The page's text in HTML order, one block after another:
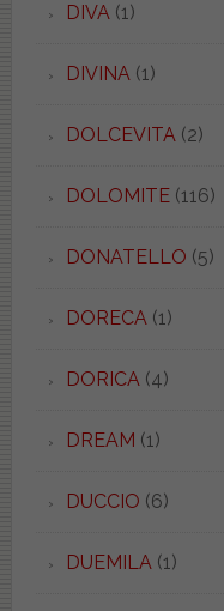
DIVA(1)
DIVINA(1)
DOLCEVITA(2)
DOLOMITE(116)
DONATELLO (5)
DORECA(1)
DORICA(4)
DREAM (1)
DUCCIO (6)
DUEMILA(1)